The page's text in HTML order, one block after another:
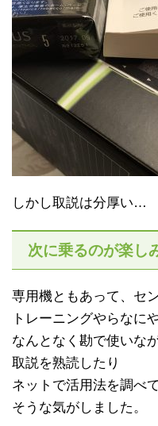
しかし取説は分厚い…
次に乗るのが楽し
専用機ともあって、セ
トレーニングやらなに
なんとなく勘で使いな
取説を熟読したり
ネットで活用法を調べ
そうな気がしました。